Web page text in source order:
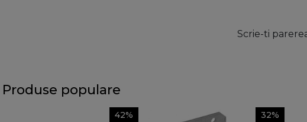
Scrie-ti
Produse populare
42% 32%